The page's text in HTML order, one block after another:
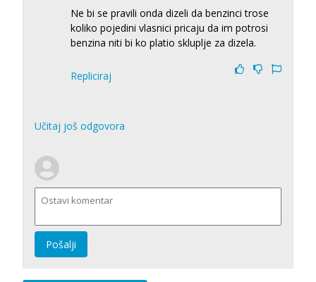
Ne bi se pravili onda dizeli da benzinci trose
koliko pojedini vlasnici pricaju da im potrosi
benzina niti bi ko platio skluplje za dizela.
Repliciraj
Učitaj još odgovora
Pošalji